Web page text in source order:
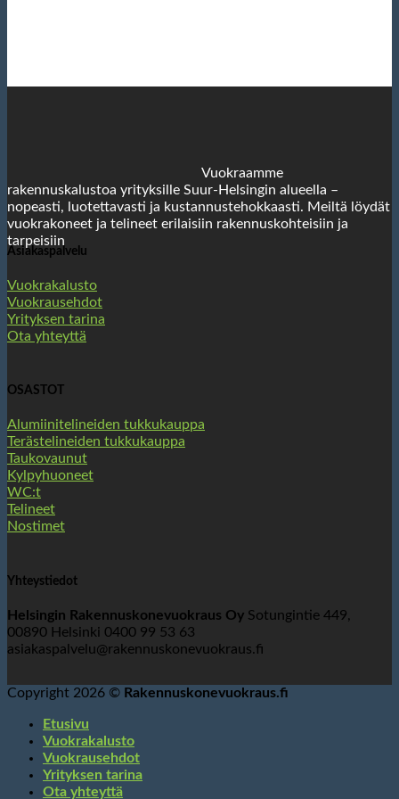
Vuokraamme
rakennuskalustoa yrityksille Suur-Helsingin alueella –
nopeasti, luotettavasti ja kustannustehokkaasti. Meiltä löydät
vuokrakoneet ja telineet erilaisiin rakennuskohteisiin ja
tarpeisiin
Asiakaspalvelu
Vuokrakalusto
Vuokrausehdot
Yrityksen tarina
Ota yhteyttä
OSASTOT
Alumiinitelineiden tukkukauppa
Terästelineiden tukkukauppa
Taukovaunut
Kylpyhuoneet
WC:t
Telineet
Nostimet
Yhteystiedot
Helsingin Rakennuskonevuokraus Oy Sotungintie 449,
00890 Helsinki 0400 99 53 63
asiakaspalvelu@rakennuskonevuokraus.fi
Copyright 2026 © Rakennuskonevuokraus.fi
Etusivu
Vuokrakalusto
Vuokrausehdot
Yrityksen tarina
Ota yhteyttä